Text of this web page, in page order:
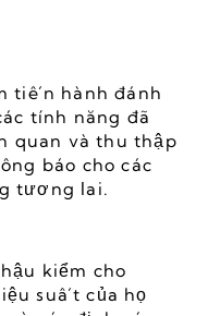
tiến hành đánh
tính năng đã
quan và thu thập
báo cho các
tương lai.
kiểm cho
suất của họ